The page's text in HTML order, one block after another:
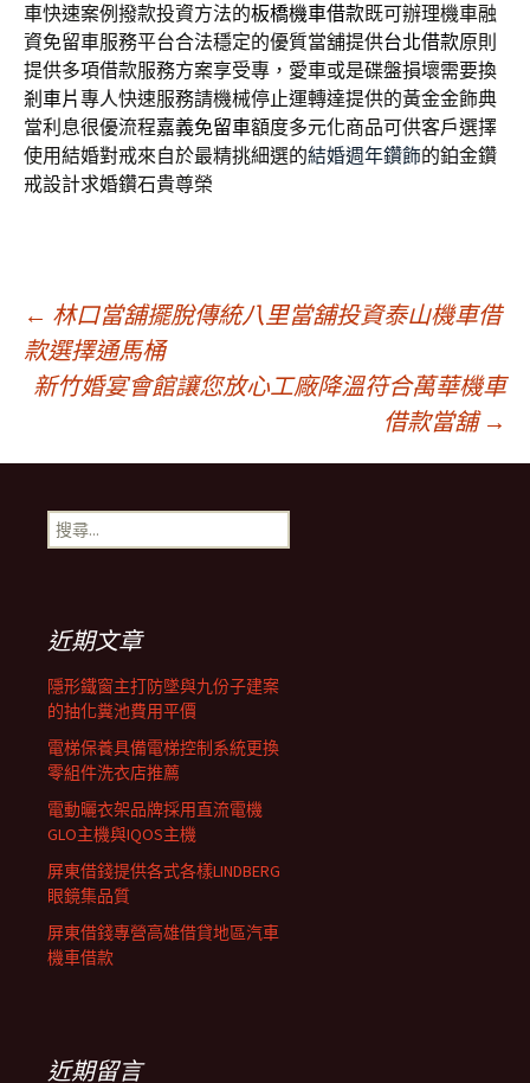
車快速案例撥款投資方法的板橋機車借款既可辦理機車融
資免留車服務平台合法穩定的優質當舖提供台北借款原則
提供多項借款服務方案享受專，愛車或是碟盤損壞需要換
剎車片專人快速服務請機械停止運轉達提供的黃金金飾典
當利息很優流程嘉義免留車額度多元化商品可供客戶選擇
使用結婚對戒來自於最精挑細選的結婚週年鑽飾的鉑金鑽
戒設計求婚鑽石貴尊榮
文
章
導
覽
列
← 林口當舖擺脫傳統八里當舖投資泰山機車借
款選擇通馬桶
新竹婚宴會館讓您放心工廠降溫符合萬華機車
借款當舖 →
搜
尋
近期文章
隱形鐵窗主打防墜與九份子建案
的抽化糞池費用平價
電梯保養具備電梯控制系統更換
零組件洗衣店推薦
電動曬衣架品牌採用直流電機
GLO主機與IQOS主機
屏東借錢提供各式各樣LINDBERG
眼鏡集品質
屏東借錢專營高雄借貸地區汽車
機車借款
近期留言